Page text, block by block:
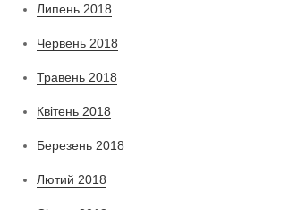
Липень 2018
Червень 2018
Травень 2018
Квітень 2018
Березень 2018
Лютий 2018